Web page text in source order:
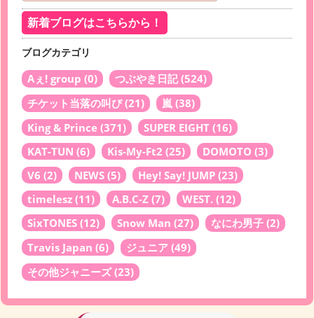
新着ブログはこちらから！
ブログカテゴリ
Aぇ! group (0) つぶやき日記(524)
チケット当落の叫び(21) 嵐 (38)
King & Prince (371) SUPER EIGHT (16)
KAT-TUN (6) Kis-My-Ft2 (25) DOMOTO (3)
V6 (2) NEWS (5) Hey! Say! JUMP (23)
timelesz (11) A.B.C-Z (7) WEST. (12)
SixTONES (12) Snow Man (27) なにわ男子 (2)
Travis Japan (6) ジュニア (49)
その他ジャニーズ(23)